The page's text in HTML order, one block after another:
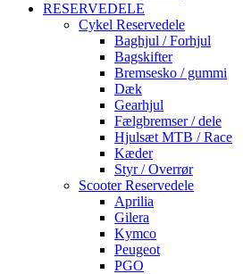
RESERVEDELE
Cykel Reservedele
Baghjul / Forhjul
Bagskifter
Bremsesko / gummi
Dæk
Gearhjul
Fælgbremser / dele
Hjulsæt MTB / Race
Kæder
Styr / Overrør
Scooter Reservedele
Aprilia
Gilera
Kymco
Peugeot
PGO